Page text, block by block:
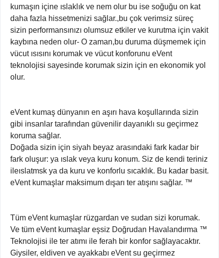
kumaşın içine ıslaklık ve nem olur bu ise soğuğu on kat
daha fazla hissetmenizi sağlar.,bu çok verimsiz süreç
sizin performansınızı olumsuz etkiler ve kurutma için vakit
kaybına neden olur- O zaman,bu duruma düşmemek için
vücut ısısını korumak ve vücut konforunu eVent
teknolojisi sayesinde korumak sizin için en ekonomik yol
olur.
eVent kumaş dünyanın en aşırı hava koşullarında sizin
gibi insanlar tarafından güvenilir dayanıklı su geçirmez
koruma sağlar.
Doğada sizin için siyah beyaz arasındaki fark kadar bir
fark oluşur: ya ıslak veya kuru konum. Siz de kendi teriniz
ileıslatmsk ya da kuru ve konforlu sıcaklık. Bu kadar basit.
eVent kumaşlar maksimum dışarı ter atışını sağlar. ™
Tüm eVent kumaşlar rüzgardan ve sudan sizi korumak.
Ve tüm eVent kumaşlar eşsiz Doğrudan Havalandırma ™
Teknolojisi ile ter atımı ile ferah bir konfor sağlayacaktır.
Giysiler, eldiven ve ayakkabı eVent su geçirmez